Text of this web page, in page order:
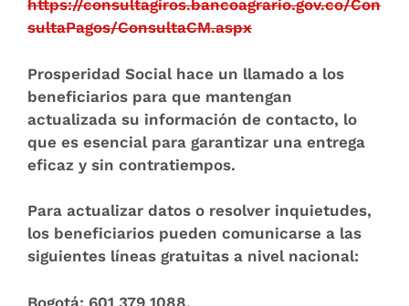
https://consultagiros.bancoagrario.gov.co/Con
sultaPagos/ConsultaCM.aspx
Prosperidad Social hace un llamado a los
beneficiarios para que mantengan
actualizada su información de contacto, lo
que es esencial para garantizar una entrega
eficaz y sin contratiempos.
Para actualizar datos o resolver inquietudes,
los beneficiarios pueden comunicarse a las
siguientes líneas gratuitas a nivel nacional:
Bogotá: 601 379 1088.